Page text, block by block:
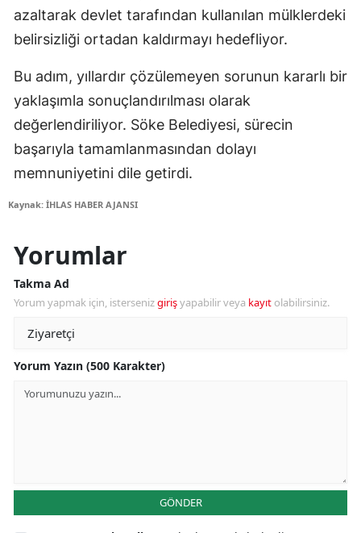
azaltarak devlet tarafından kullanılan mülklerdeki
belirsizliği ortadan kaldırmayı hedefliyor.
Bu adım, yıllardır çözülemeyen sorunun kararlı bir
yaklaşımla sonuçlandırılması olarak
değerlendiriliyor. Söke Belediyesi, sürecin
başarıyla tamamlanmasından dolayı
memnuniyetini dile getirdi.
Kaynak: İHLAS HABER AJANSI
Yorumlar
Takma Ad
Yorum yapmak için, istersenizgirişyapabilir veya kayıt olabilirsiniz.
Yorum Yazın (500 Karakter)
GÖNDER